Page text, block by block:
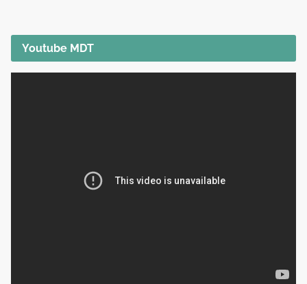
Youtube MDT